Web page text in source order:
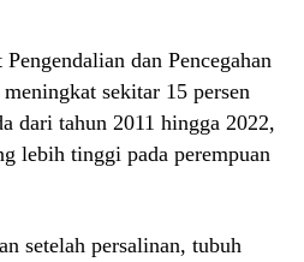
dan Pencegahan
sekitar 15 persen
dari tahun 2011 hingga 2022,
lebih tinggi pada perempuan
setelah persalinan, tubuh